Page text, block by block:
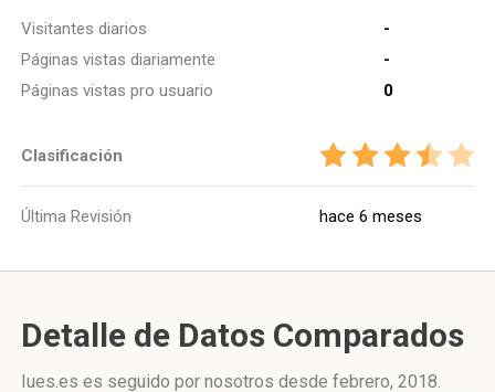
Visitantes diarios
-
Páginas vistas diariamente
-
Páginas vistas pro usuario
0
Clasificación
Última Revisión hace 6 meses
Detalle de Datos Comparados
Iues.es es seguido por nosotros desde febrero, 2018.